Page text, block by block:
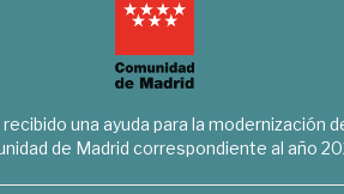
una ayuda para la modernización
de Madrid correspondiente al año